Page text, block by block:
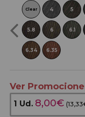
Clear 4 5
5.8 6 6.1
6.34 6.35
Ver
1 Ud. 8,00€ (